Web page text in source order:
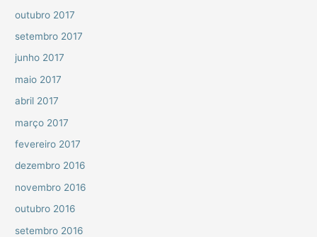
outubro 2017
setembro 2017
junho 2017
maio 2017
abril 2017
março 2017
fevereiro 2017
dezembro 2016
novembro 2016
outubro 2016
setembro 2016